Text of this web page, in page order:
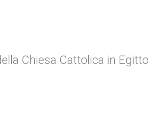
Chiesa Cattolica in Egitto